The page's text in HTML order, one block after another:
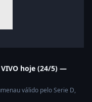
hoje (24/5) —
válido pelo Serie D,